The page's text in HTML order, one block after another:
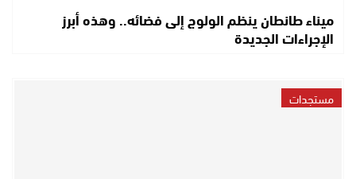
ميناء طانطان ينظم الولوج إلى فضائه.. وهذه أبرز
الإجراءات الجديدة
مستجدات